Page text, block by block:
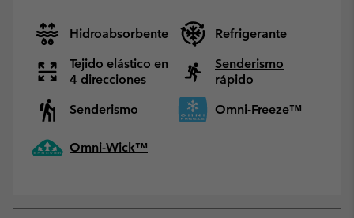
Hidroabsorbente
Refrigerante
Tejido elástico en
4 direcciones
Senderismo
rápido
Senderismo
Omni-Freeze™
Omni-Wick™